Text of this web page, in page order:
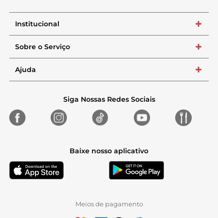
Institucional +
Sobre o Serviço +
Ajuda +
Siga Nossas Redes Sociais
Baixe nosso aplicativo
Meios de pagamento